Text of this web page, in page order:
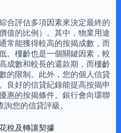
合評估多項因素來決定最終的
值的比例）。其中，物業用途
常能獲得較高的按揭成數，而
。樓齡也是一個關鍵因素，較
成數和較長的還款期，而樓齡
的限制。此外，您的個人信貸
良好的信貸紀錄能提高按揭申
惠的按揭條件。銀行會向環聯
詢您的信貸評級。
稅及轉讓契據